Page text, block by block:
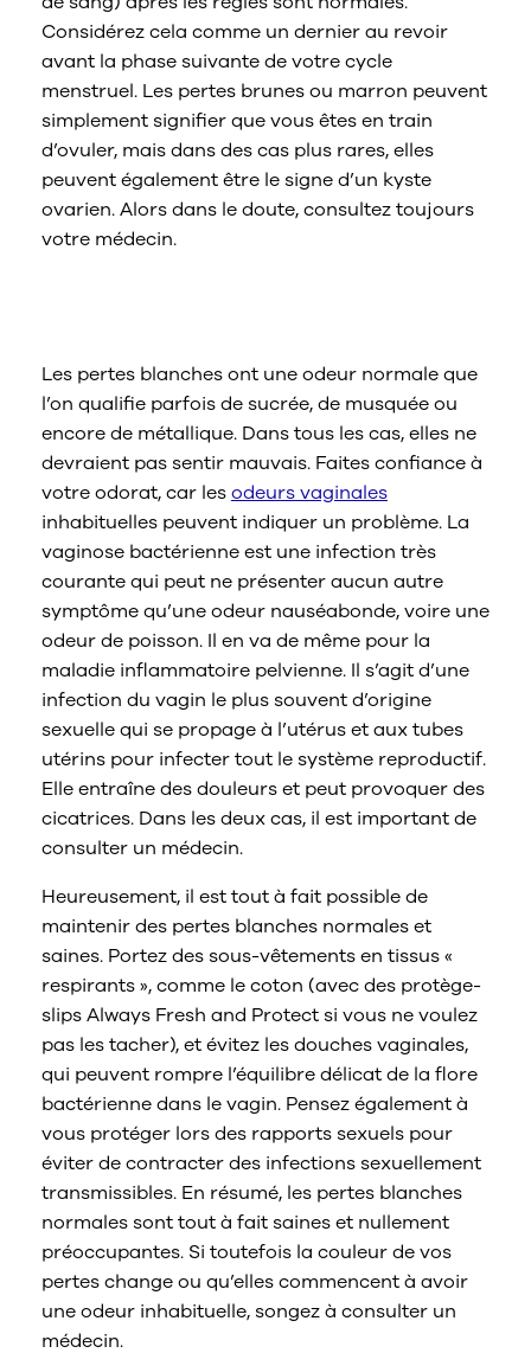
Considérez cela comme un dernier au revoir
avant la phase suivante de votre cycle
menstruel. Les pertes brunes ou marron peuvent
simplement signifier que vous êtes en train
d’ovuler, mais dans des cas plus rares, elles
peuvent également être le signe d’un kyste
ovarien. Alors dans le doute, consultez toujours
votre médecin.
Les pertes blanches ont une odeur normale que
l’on qualifie parfois de sucrée, de musquée ou
encore de métallique. Dans tous les cas, elles ne
devraient pas sentir mauvais. Faites confiance à
votre odorat, car lesodeurs vaginales
inhabituelles peuvent indiquer un problème. La
vaginose bactérienne est une infection très
courante qui peut ne présenter aucun autre
symptôme qu’une odeur nauséabonde, voire une
odeur de poisson. Il en va de même pour la
maladie inflammatoire pelvienne. Il s’agit d’une
infection du vagin le plus souvent d’origine
sexuelle qui se propage à l’utérus et aux tubes
utérins pour infecter tout le système reproductif.
Elle entraîne des douleurs et peut provoquer des
cicatrices. Dans les deux cas, il est important de
consulter un médecin.
Heureusement, il est tout à fait possible de
maintenir des pertes blanches normales et
saines. Portez des sous-vêtements en tissus «
respirants », comme le coton (avec des protège-
slips Always Fresh and Protect si vous ne voulez
pas les tacher), et évitez les douches vaginales,
qui peuvent rompre l’équilibre délicat de la flore
bactérienne dans le vagin. Pensez également à
vous protéger lors des rapports sexuels pour
éviter de contracter des infections sexuellement
transmissibles. En résumé, les pertes blanches
normales sont tout à fait saines et nullement
préoccupantes. Si toutefois la couleur de vos
pertes change ou qu’elles commencent à avoir
une odeur inhabituelle, songez à consulter un
médecin.